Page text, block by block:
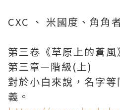
CXC 、 米國度、角角
第三卷《草原上的蒼風
第三章—階級(上)
對於小白來說，名字
義。